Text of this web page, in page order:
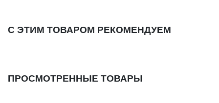
С ЭТИМ ТОВАРОМ РЕКОМЕНДУЕМ
ПРОСМОТРЕННЫЕ ТОВАРЫ